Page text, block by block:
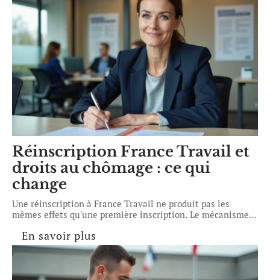
Réinscription France Travail et
droits au chômage : ce qui
change
Une réinscription à France Travail ne produit pas les
mêmes effets qu'une première inscription. Le mécanisme…
En savoir plus